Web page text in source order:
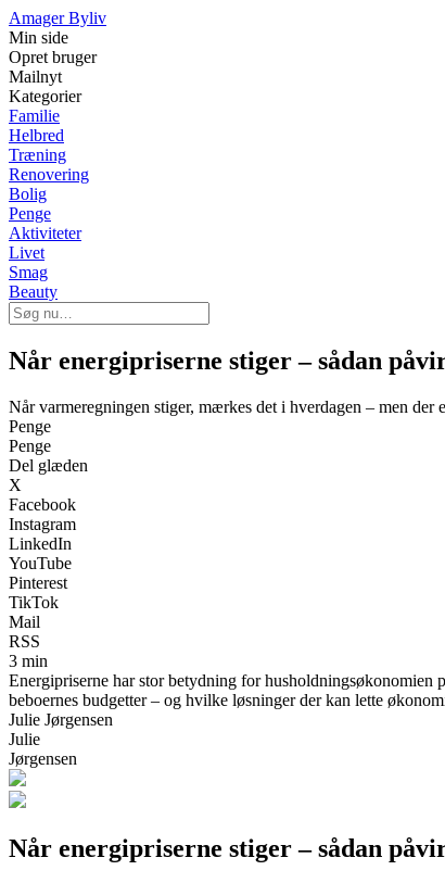
Amager Byliv
Min side
Opret bruger
Mailnyt
Kategorier
Familie
Helbred
Træning
Renovering
Bolig
Penge
Aktiviteter
Livet
Smag
Beauty
Når energipriserne stiger – sådan
Når varmeregningen stiger, mærkes det i hverdagen – men der
Penge
Penge
Del glæden
X
Facebook
Instagram
LinkedIn
YouTube
Pinterest
TikTok
Mail
RSS
3 min
Energipriserne har stor betydning for husholdningsøkonomien
beboernes budgetter – og hvilke løsninger der kan lette
Julie Jørgensen
Julie
Jørgensen
Når energipriserne stiger – sådan